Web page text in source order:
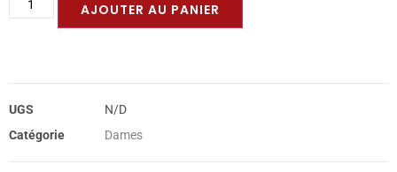
AJOUTER AU PANIER
UGS
N/D
Catégorie
Dames